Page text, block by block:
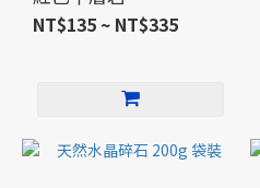
NT$135 ~ NT$335